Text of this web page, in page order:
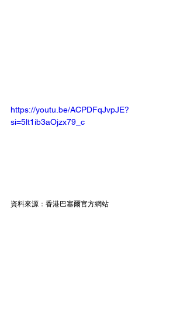
https://youtu.be/ACPDFqJvpJE?
si=5lt1ib3aOjzx79_c
資料來源：香港巴塞爾官方網站